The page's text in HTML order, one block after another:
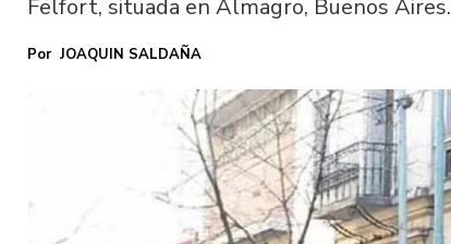
Felfort, situada en Almagro, Buenos Aires.
JOAQUIN SALDAÑA